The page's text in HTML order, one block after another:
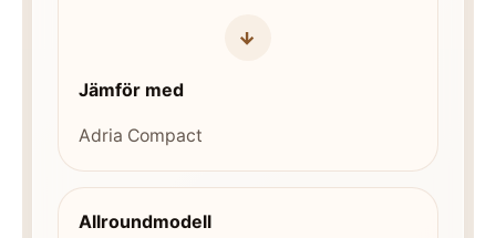
→
Jämför med
Adria Compact
Allroundmodell